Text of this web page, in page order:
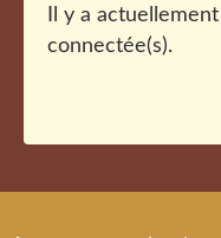
Il y a actuellement
connectée(s).